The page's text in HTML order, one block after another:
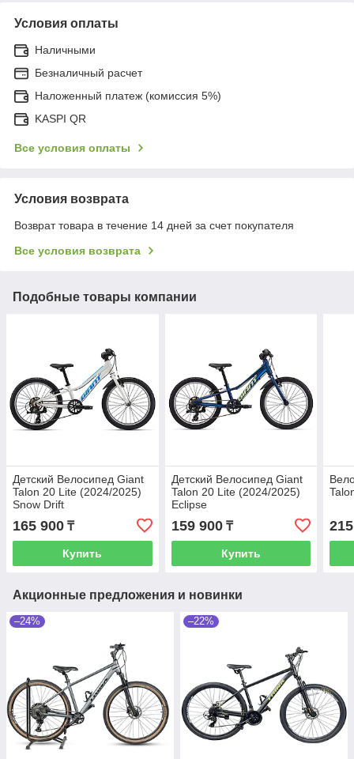
Условия оплаты
Наличными
Безналичный расчет
Наложенный платеж (комиссия 5%)
KASPI QR
Все условия оплаты
Условия возврата
Возврат товара в течение 14 дней за счет покупателя
Все условия возврата
Подобные товары компании
Детский Велосипед Giant
Talon 20 Lite (2024/2025)
Snow Drift
165 900 ₸
Купить
Детский Велосипед Giant
Talon 20 Lite (2024/2025)
Eclipse
159 900₸
Купить
Акционные предложения и новинки
–24% –22%